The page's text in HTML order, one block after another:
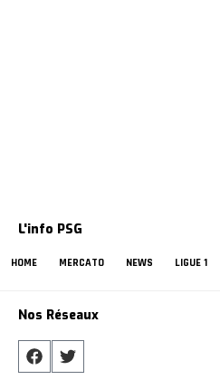
L'info PSG
HOME MERCATO NEWS LIGUE 1
Nos Réseaux